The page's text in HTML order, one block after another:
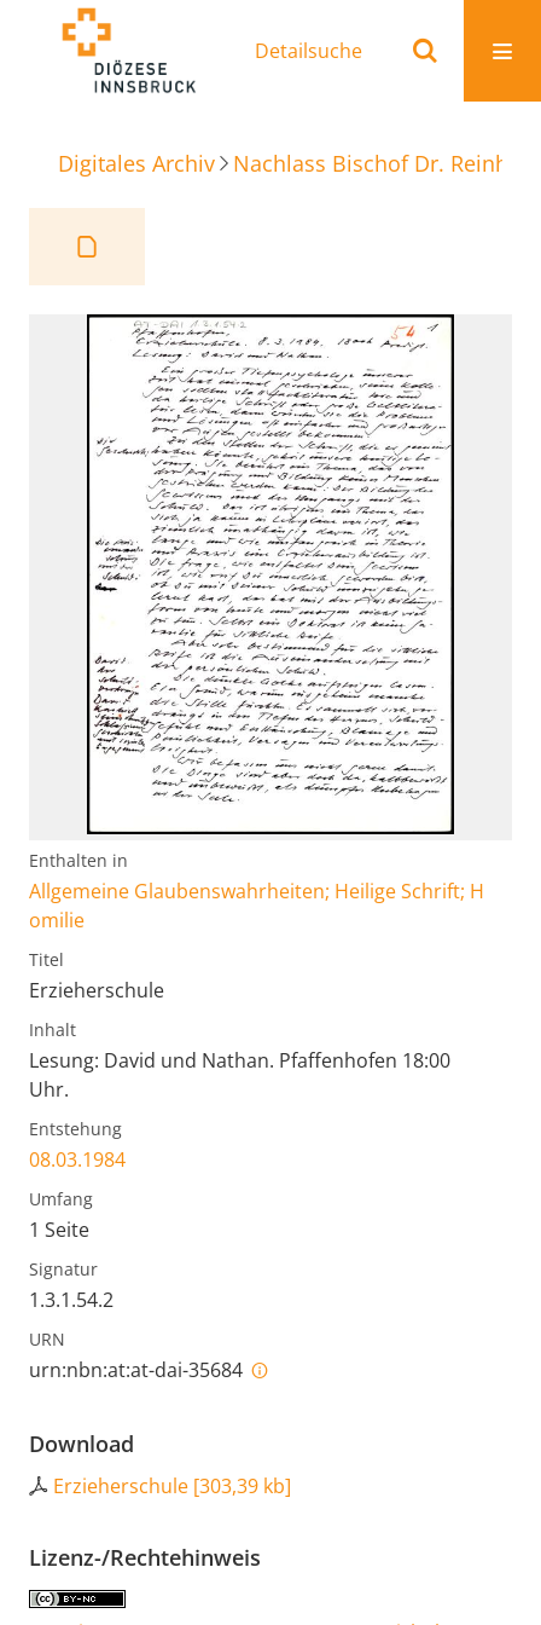
Detailsuche
Digitales Archiv Nachlass Bischof Dr.
Enthalten in
Allgemeine Glaubenswahrheiten; Heilige Schrift; H
omilie
Titel
Erzieherschule
Inhalt
Lesung: David und Nathan. Pfaffenhofen 18:00
Uhr.
Entstehung
08.03.1984
Umfang
1 Seite
Signatur
1.3.1.54.2
URN
urn:nbn:at:at-dai-35684
Download
Erzieherschule [303,39 kb]
Lizenz-/Rechtehinweis